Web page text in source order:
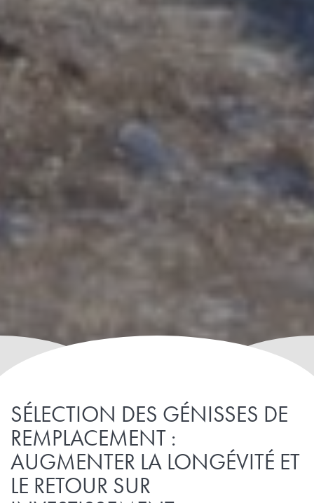
SÉLECTION DES GÉNISSES DE
REMPLACEMENT :
AUGMENTER LA LONGÉVITÉ ET
LE RETOUR SUR